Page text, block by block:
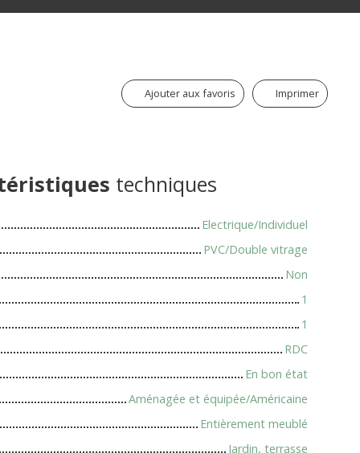
Ajouter aux favoris Imprimer
techniques
Electrique/Individuel
PVC/Double vitrage
Non
1
1
RDC
En bon état
Aménagée et équipée/Américaine
Entièrement meublé
Jardin, terrasse